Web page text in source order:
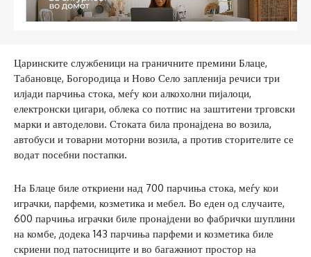
Царинските службеници на граничните премини Блаце,
Табановце, Богородица и Ново Село запленија речиси три
илјади парчиња стока, меѓу кои алкохолни пијалоци,
електронски цигари, облека со потпис на заштитени трговски
марки и автоделови. Стоката била пронајдена во возила,
автобуси и товарни моторни возила, а против сторителите се
водат посебни постапки.
На Блаце биле откриени над 700 парчиња стока, меѓу кои
играчки, парфеми, козметика и мебел. Во еден од случаите,
600 парчиња играчки биле пронајдени во фабрички шуплини
на комбе, додека 143 парчиња парфеми и козметика биле
скриени под патосниците и во багажниот простор на